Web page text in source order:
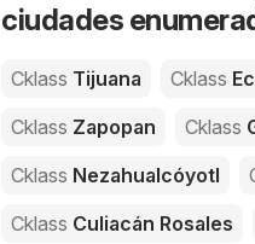
ciudades
Cklass Tijuana Cklass
Cklass Zapopan Cklass
Cklass Nezahualcóyotl
Cklass Culiacán Rosales